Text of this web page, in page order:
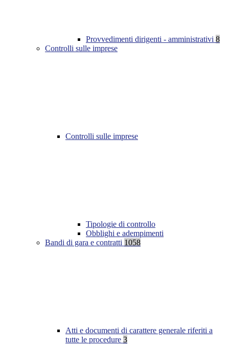
Provvedimenti dirigenti - amministrativi 8
Controlli sulle imprese
Controlli sulle imprese
Tipologie di controllo
Obblighi e adempimenti
Bandi di gara e contratti 1058
Atti e documenti di carattere generale riferiti a
tutte le procedure 3